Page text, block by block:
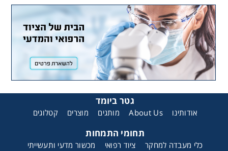
גטר ביומד
אודותינו About Us מותגים מוצרים קטלוגים
תחומי התמחות
כלי מעבדה למחקר ציוד רפואי
מכשור מדעי ותעשייתי